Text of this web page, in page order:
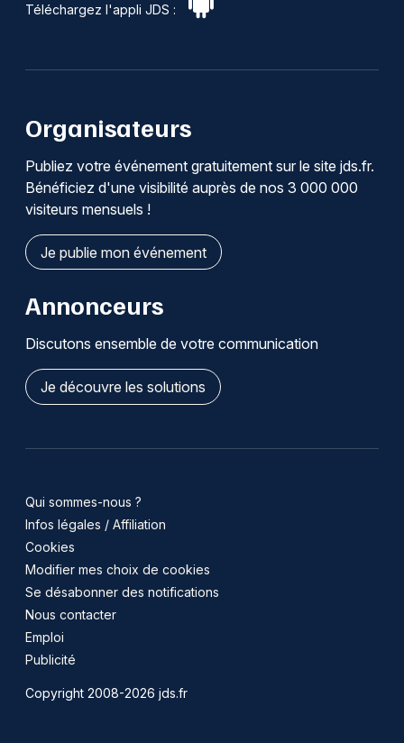
Téléchargez l'appli JDS :
Organisateurs
Publiez votre événement gratuitement sur le site jds.fr.
Bénéficiez d'une visibilité auprès de nos 3 000 000
visiteurs mensuels !
Je publie mon événement
Annonceurs
Discutons ensemble de votre communication
Je découvre les solutions
Qui sommes-nous ?
Infos légales / Affiliation
Cookies
Modifier mes choix de cookies
Se désabonner des notifications
Nous contacter
Emploi
Publicité
Copyright 2008-2026 jds.fr